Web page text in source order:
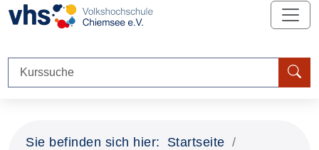
Sie befinden sich hier:
Startseite